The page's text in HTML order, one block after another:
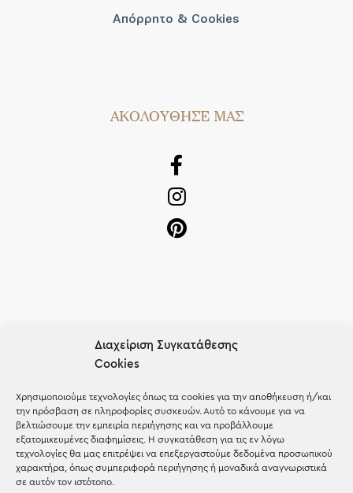
Διαχείριση Συγκατάθεσης
Cookies
Χρησιμοποιούμε τεχνολογίες όπως τα cookies για την αποθήκευση ή/και
την πρόσβαση σε πληροφορίες συσκευών. Αυτό το κάνουμε για να
βελτιώσουμε την εμπειρία περιήγησης και να προβάλλουμε
εξατομικευμένες διαφημίσεις. Η συγκατάθεση για τις εν λόγω
τεχνολογίες θα μας επιτρέψει να επεξεργαστούμε δεδομένα προσωπικού
χαρακτήρα, όπως συμπεριφορά περιήγησης ή μοναδικά αναγνωριστικά
σε αυτόν τον ιστότοπο.
Απόρρητο & Cookies
AΚΟΛΟΥΘΗΣΕ ΜΑΣ
Μέχρι 30€
Blog
Shop the look